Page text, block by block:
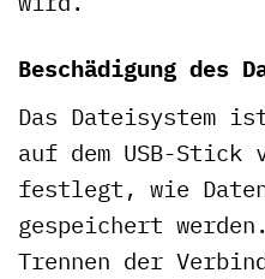
Beschädigung des
Das Dateisystem
auf dem USB-Stick
festlegt, wie
gespeichert
Trennen der